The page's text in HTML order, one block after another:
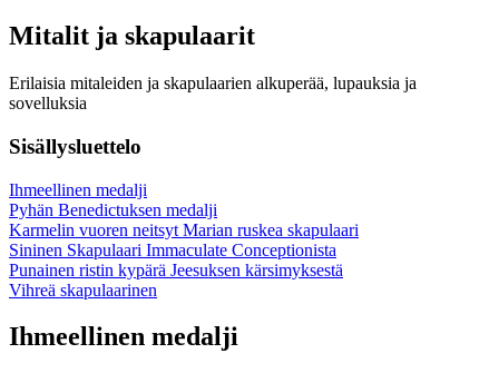
Mitalit ja skapulaarit
Erilaisia mitaleiden ja skapulaarien alkuperää, lupauksia ja
sovelluksia
Sisällysluettelo
Ihmeellinen medalji
Pyhän Benedictuksen medalji
Karmelin vuoren neitsyt Marian ruskea skapulaari
Sininen Skapulaari Immaculate Conceptionista
Punainen ristin kypärä Jeesuksen kärsimyksestä
Vihreä skapulaarinen
Ihmeellinen medalji